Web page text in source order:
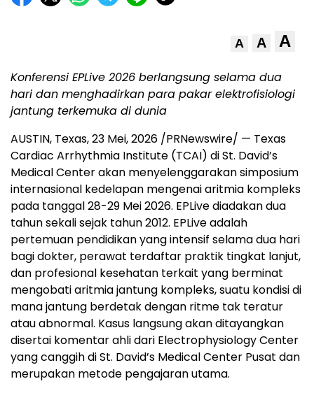
A A A
Konferensi EPLive 2026 berlangsung selama dua
hari dan menghadirkan para pakar elektrofisiologi
jantung terkemuka di dunia
AUSTIN, Texas,23 Mei, 2026 /PRNewswire/ — Texas
Cardiac Arrhythmia Institute (TCAI) di St. David’s
Medical Center akan menyelenggarakan simposium
internasional kedelapan mengenai aritmia kompleks
pada tanggal 28-29 Mei 2026. EPLive diadakan dua
tahun sekali sejak tahun 2012. EPLive adalah
pertemuan pendidikan yang intensif selama dua hari
bagi dokter, perawat terdaftar praktik tingkat lanjut,
dan profesional kesehatan terkait yang berminat
mengobati aritmia jantung kompleks, suatu kondisi di
mana jantung berdetak dengan ritme tak teratur
atau abnormal. Kasus langsung akan ditayangkan
disertai komentar ahli dari Electrophysiology Center
yang canggih di St. David’s Medical Center Pusat dan
merupakan metode pengajaran utama.